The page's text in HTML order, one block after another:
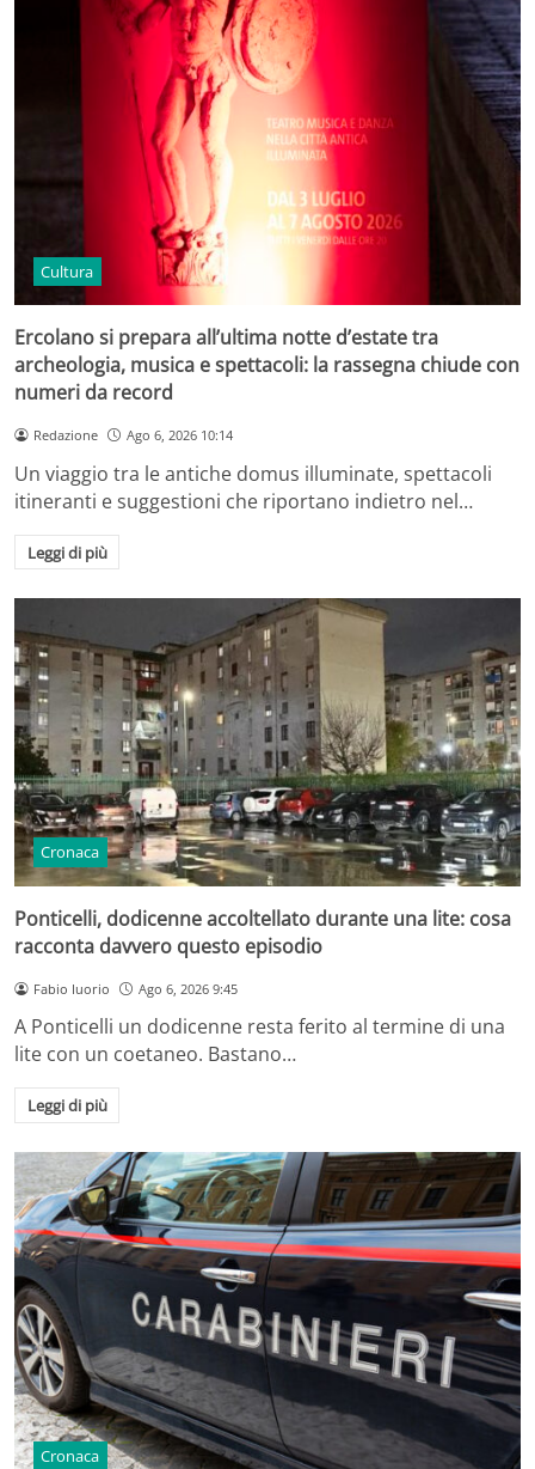
Cultura
Ercolano si prepara all’ultima notte d’estate tra
archeologia, musica e spettacoli: la rassegna chiude con
numeri da record
Redazione Ago 6, 2026 10:14
Un viaggio tra le antiche domus illuminate, spettacoli
itineranti e suggestioni che riportano indietro nel…
Leggi di più
Cronaca
Ponticelli, dodicenne accoltellato durante una lite: cosa
racconta davvero questo episodio
Fabio Iuorio Ago 6, 2026 9:45
A Ponticelli un dodicenne resta ferito al termine di una
lite con un coetaneo. Bastano…
Leggi di più
Cronaca